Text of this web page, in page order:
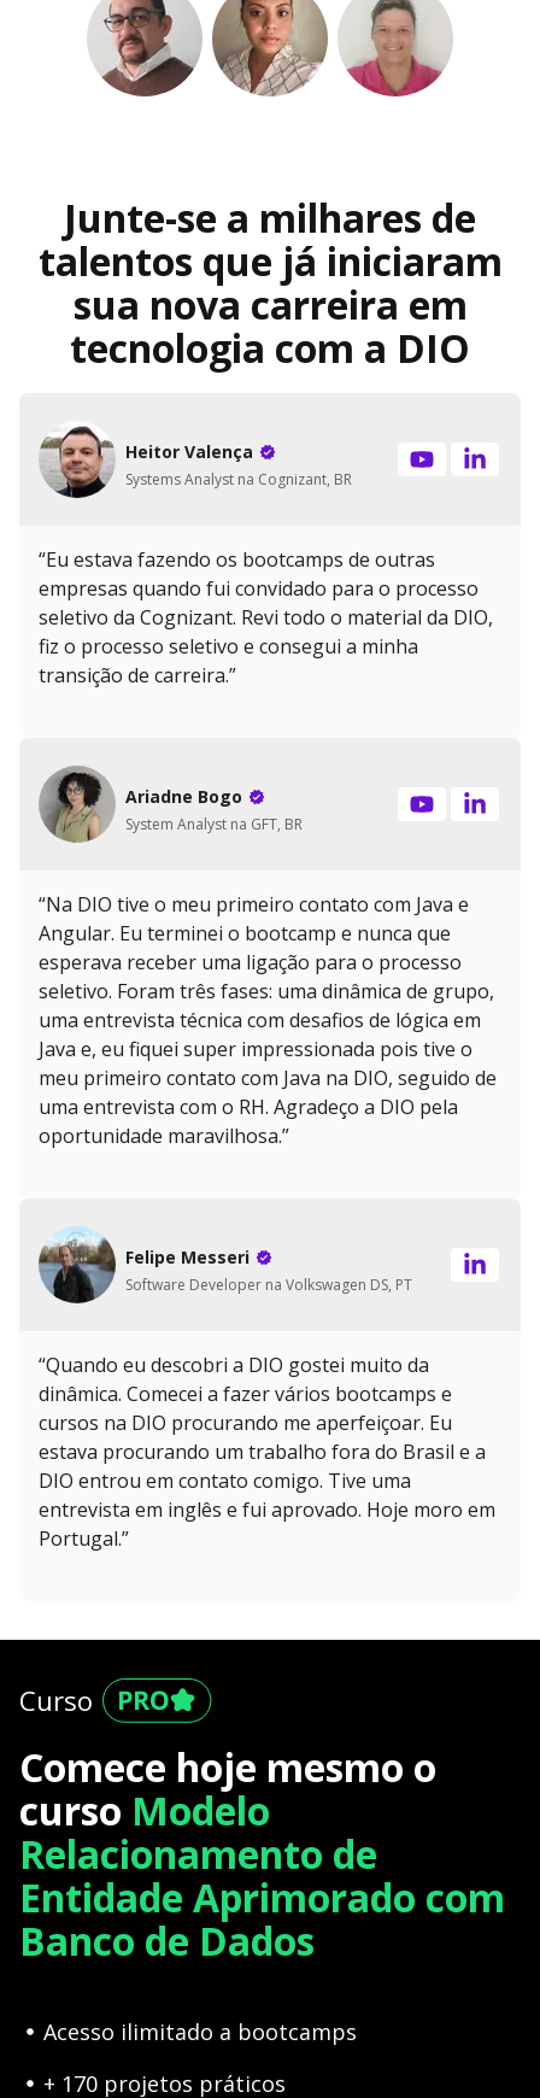
Junte-se a milhares de
talentos que já iniciaram
sua nova carreira em
tecnologia com a DIO
Heitor Valença
Systems Analyst na Cognizant, BR
“Eu estava fazendo os bootcamps de outras
empresas quando fui convidado para o processo
seletivo da Cognizant. Revi todo o material da DIO,
fiz o processo seletivo e consegui a minha
transição de carreira.”
Ariadne Bogo
System Analyst na GFT, BR
“Na DIO tive o meu primeiro contato com Java e
Angular. Eu terminei o bootcamp e nunca que
esperava receber uma ligação para o processo
seletivo. Foram três fases: uma dinâmica de grupo,
uma entrevista técnica com desafios de lógica em
Java e, eu fiquei super impressionada pois tive o
meu primeiro contato com Java na DIO, seguido de
uma entrevista com o RH. Agradeço a DIO pela
oportunidade maravilhosa.”
Felipe Messeri
Software Developer na Volkswagen DS, PT
“Quando eu descobri a DIO gostei muito da
dinâmica. Comecei a fazer vários bootcamps e
cursos na DIO procurando me aperfeiçoar. Eu
estava procurando um trabalho fora do Brasil e a
DIO entrou em contato comigo. Tive uma
entrevista em inglês e fui aprovado. Hoje moro em
Portugal.”
Curso
Comece hoje mesmo o
curso Modelo
Relacionamento de
Entidade Aprimorado com
Banco de Dados
Acesso ilimitado a bootcamps
+ 170 projetos práticos